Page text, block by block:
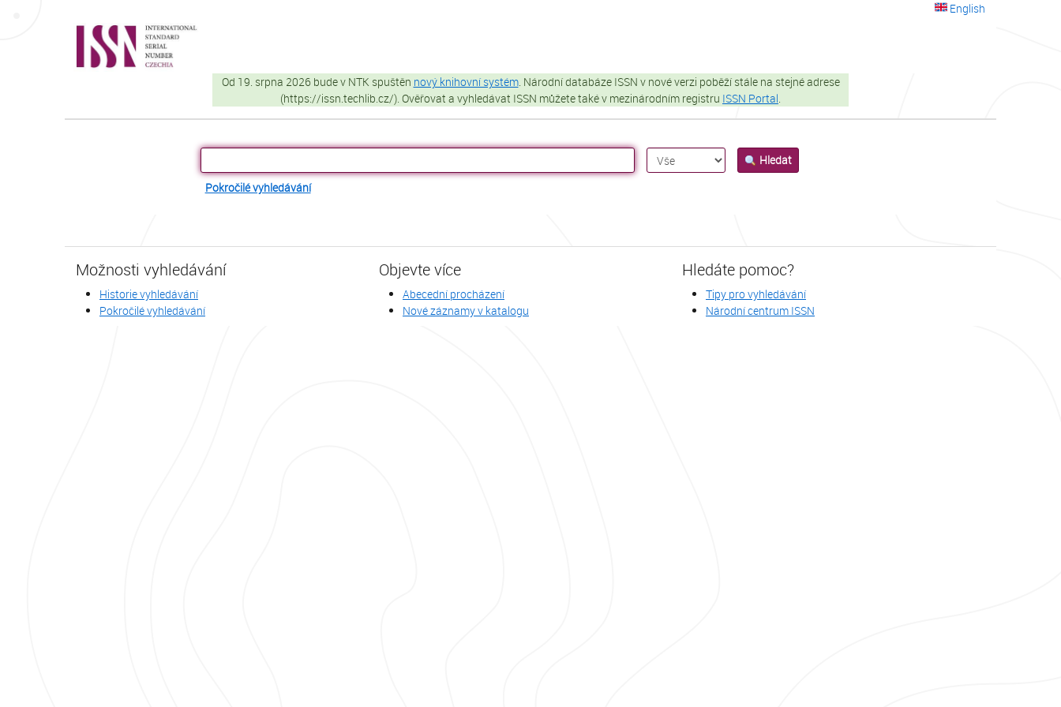
English
VuFind
Od 19. srpna 2026 bude v NTK spuštěn nový knihovní systém. Národní databáze ISSN v nové verzi poběží stále na stejné adrese
(https://issn.techlib.cz/). Ověřovat a vyhledávat ISSN můžete také v mezinárodním registru ISSN Portal.
Hledat
Pokročilé vyhledávání
Možnosti vyhledávání
Historie vyhledávání
Pokročilé vyhledávání
Objevte více
Abecední procházení
Nové záznamy v katalogu
Hledáte pomoc?
Tipy pro vyhledávání
Národní centrum ISSN